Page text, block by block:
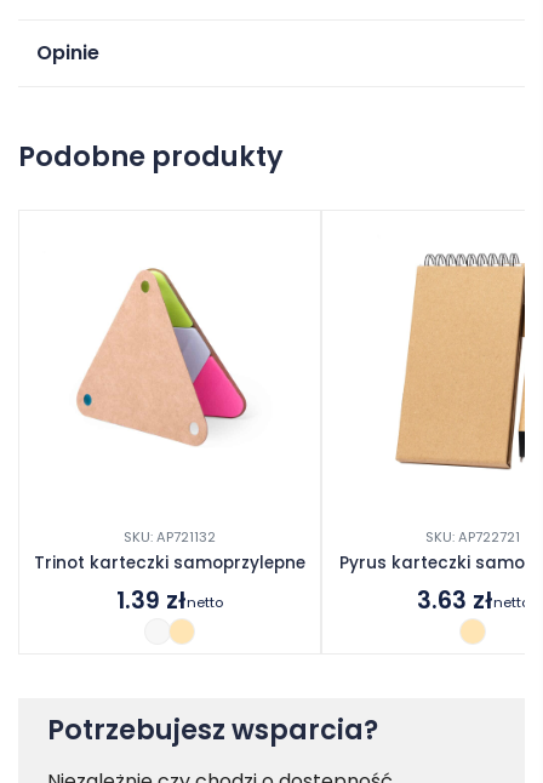
Opinie
Podobne produkty
SKU: AP721132
Trinot karteczki samoprzylepne
1.39 złnetto
SKU: AP722721
Pyrus karteczki
3.63 złnetto
Potrzebujesz wsparcia?